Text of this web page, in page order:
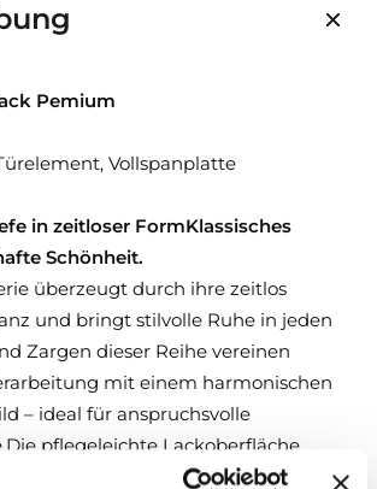
Pemium
Vollspanplatte
in zeitloser FormKlassisches
Schönheit.
überzeugt durch ihre zeitlos
und bringt stilvolle Ruhe in jeden
Zargen dieser Reihe vereinen
mit einem harmonischen
– ideal für anspruchsvolle
pflegeleichte Lackoberfläche
einen edlen Look, sondern auch für